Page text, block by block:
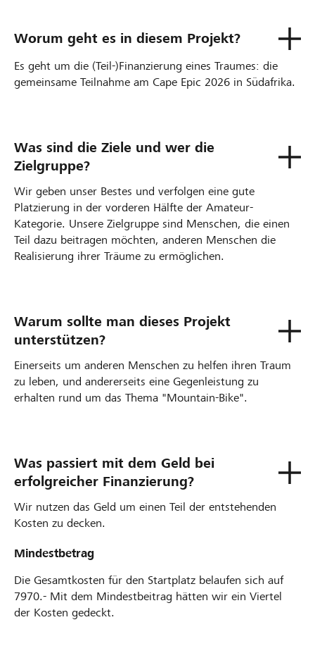
Worum geht es in diesem Projekt?
Es geht um die (Teil-)Finanzierung eines Traumes: die
gemeinsame Teilnahme am Cape Epic 2026 in Südafrika.
Was sind die Ziele und wer die
Zielgruppe?
Wir geben unser Bestes und verfolgen eine gute
Platzierung in der vorderen Hälfte der Amateur-
Kategorie. Unsere Zielgruppe sind Menschen, die einen
Teil dazu beitragen möchten, anderen Menschen die
Realisierung ihrer Träume zu ermöglichen.
Warum sollte man dieses Projekt
unterstützen?
Einerseits um anderen Menschen zu helfen ihren Traum
zu leben, und andererseits eine Gegenleistung zu
erhalten rund um das Thema "Mountain-Bike".
Was passiert mit dem Geld bei
erfolgreicher Finanzierung?
Wir nutzen das Geld um einen Teil der entstehenden
Kosten zu decken.
Mindestbetrag
Die Gesamtkosten für den Startplatz belaufen sich auf
7970.- Mit dem Mindestbeitrag hätten wir ein Viertel
der Kosten gedeckt.